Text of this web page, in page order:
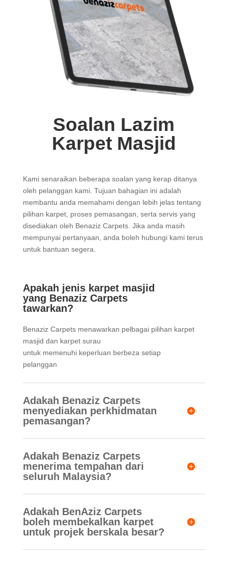
Soalan Lazim
Karpet Masjid
Kami senaraikan beberapa soalan yang kerap ditanya
oleh pelanggan kami. Tujuan bahagian ini adalah
membantu anda memahami dengan lebih jelas tentang
pilihan karpet, proses pemasangan, serta servis yang
disediakan oleh Benaziz Carpets. Jika anda masih
mempunyai pertanyaan, anda boleh hubungi kami terus
untuk bantuan segera.
Apakah jenis karpet masjid
yang Benaziz Carpets
tawarkan?
Benaziz Carpets menawarkan pelbagai pilihan karpet
masjid dan karpet surau
untuk memenuhi keperluan berbeza setiap
pelanggan
Adakah Benaziz Carpets
menyediakan perkhidmatan
pemasangan?
Adakah Benaziz Carpets
menerima tempahan dari
seluruh Malaysia?
Adakah BenAziz Carpets
boleh membekalkan karpet
untuk projek berskala besar?